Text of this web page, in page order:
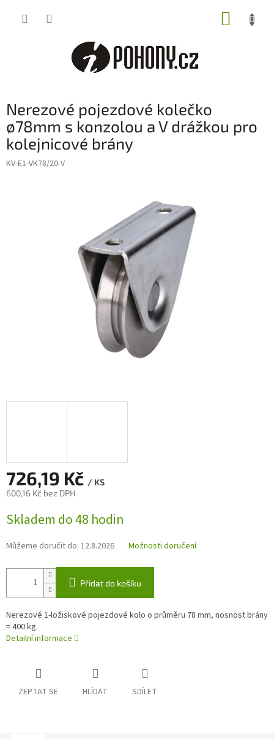
Nerezové pojezdové kolečko
ø78mm s konzolou a V drážkou pro
kolejnicové brány
KV-E1-VK78/20-V
726,19 Kč / KS
600,16 Kč bez DPH
cena:
Skladem do 48 hodin
Můžeme doručit do: 12.8.2026 Možnosti doručení
Přidat do košíku
Nerezové 1-ložiskové pojezdové kolo o průměru 78 mm, nosnost brány
= 400 kg.
Detailní informace
ZEPTAT SE HLÍDAT SDÍLET